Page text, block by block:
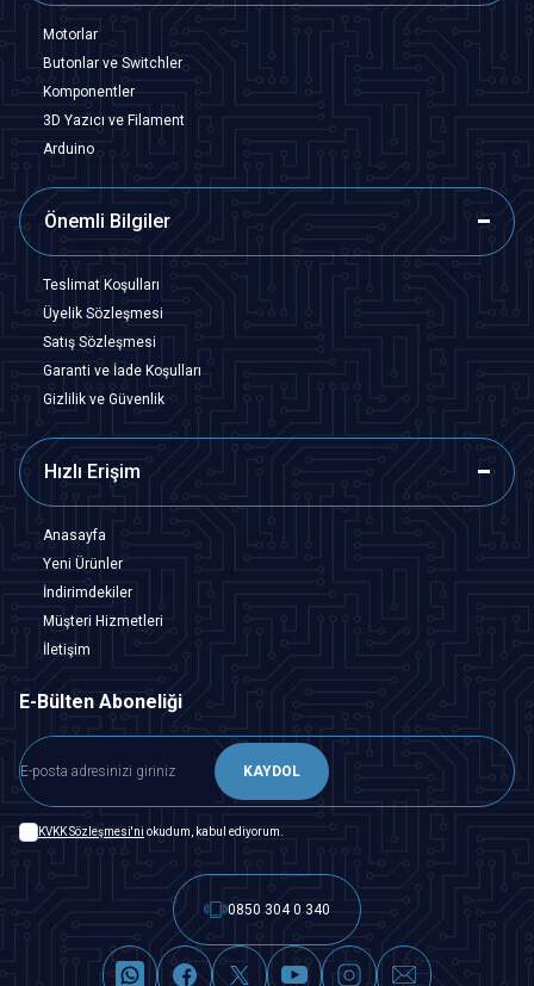
Motorlar
Butonlar ve Switchler
Komponentler
3D Yazıcı ve Filament
Arduino
Önemli Bilgiler
Teslimat Koşulları
Üyelik Sözleşmesi
Satış Sözleşmesi
Garanti ve İade Koşulları
Gizlilik ve Güvenlik
Hızlı Erişim
Anasayfa
Yeni Ürünler
İndirimdekiler
Müşteri Hizmetleri
İletişim
E-Bülten Aboneliği
KAYDOL
KVKK Sözleşmesi'ni okudum, kabul ediyorum.
0850 304 0 340